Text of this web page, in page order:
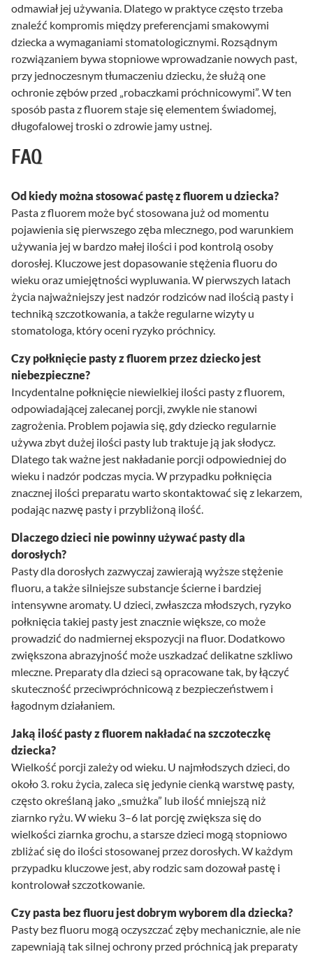
odmawiał jej używania. Dlatego w praktyce często trzeba
znaleźć kompromis między preferencjami smakowymi
dziecka a wymaganiami stomatologicznymi. Rozsądnym
rozwiązaniem bywa stopniowe wprowadzanie nowych past,
przy jednoczesnym tłumaczeniu dziecku, że służą one
ochronie zębów przed „robaczkami próchnicowymi”. W ten
sposób pasta z fluorem staje się elementem świadomej,
długofalowej troski o zdrowie jamy ustnej.
FAQ
Od kiedy można stosować pastę z fluorem u dziecka?
Pasta z fluorem może być stosowana już od momentu
pojawienia się pierwszego zęba mlecznego, pod warunkiem
używania jej w bardzo małej ilości i pod kontrolą osoby
dorosłej. Kluczowe jest dopasowanie stężenia fluoru do
wieku oraz umiejętności wypluwania. W pierwszych latach
życia najważniejszy jest nadzór rodziców nad ilością pasty i
techniką szczotkowania, a także regularne wizyty u
stomatologa, który oceni ryzyko próchnicy.
Czy połknięcie pasty z fluorem przez dziecko jest
niebezpieczne?
Incydentalne połknięcie niewielkiej ilości pasty z fluorem,
odpowiadającej zalecanej porcji, zwykle nie stanowi
zagrożenia. Problem pojawia się, gdy dziecko regularnie
używa zbyt dużej ilości pasty lub traktuje ją jak słodycz.
Dlatego tak ważne jest nakładanie porcji odpowiedniej do
wieku i nadzór podczas mycia. W przypadku połknięcia
znacznej ilości preparatu warto skontaktować się z lekarzem,
podając nazwę pasty i przybliżoną ilość.
Dlaczego dzieci nie powinny używać pasty dla
dorosłych?
Pasty dla dorosłych zazwyczaj zawierają wyższe stężenie
fluoru, a także silniejsze substancje ścierne i bardziej
intensywne aromaty. U dzieci, zwłaszcza młodszych, ryzyko
połknięcia takiej pasty jest znacznie większe, co może
prowadzić do nadmiernej ekspozycji na fluor. Dodatkowo
zwiększona abrazyjność może uszkadzać delikatne szkliwo
mleczne. Preparaty dla dzieci są opracowane tak, by łączyć
skuteczność przeciwpróchnicową z bezpieczeństwem i
łagodnym działaniem.
Jaką ilość pasty z fluorem nakładać na szczoteczkę
dziecka?
Wielkość porcji zależy od wieku. U najmłodszych dzieci, do
około 3. roku życia, zaleca się jedynie cienką warstwę pasty,
często określaną jako „smużka” lub ilość mniejszą niż
ziarnko ryżu. W wieku 3–6 lat porcję zwiększa się do
wielkości ziarnka grochu, a starsze dzieci mogą stopniowo
zbliżać się do ilości stosowanej przez dorosłych. W każdym
przypadku kluczowe jest, aby rodzic sam dozował pastę i
kontrolował szczotkowanie.
Czy pasta bez fluoru jest dobrym wyborem dla dziecka?
Pasty bez fluoru mogą oczyszczać zęby mechanicznie, ale nie
zapewniają tak silnej ochrony przed próchnicą jak preparaty